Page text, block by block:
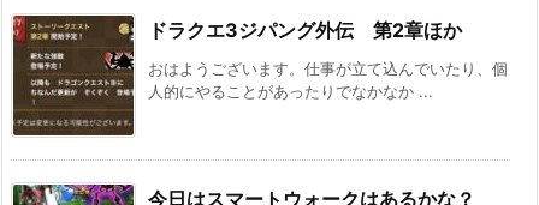
ドラクエ3ジパング外伝 第2章ほか
おはようございます。仕事が立て込んでいたり、個
人的にやることがあったりでなかなか ...
今日はスマートウォークはあるかな？